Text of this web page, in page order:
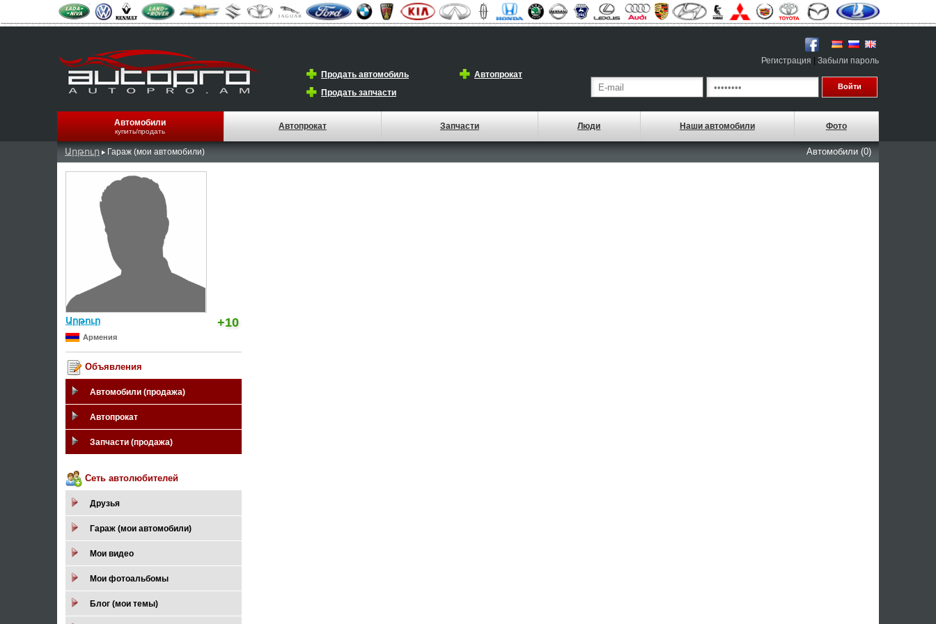
Продать автомобиль
Автопрокат
Продать запчасти
Регистрация Забыли пароль
Автомобили
купить/продать
Автопрокат Запчасти Люди Наши автомобили Фото
Արթուր Гараж (мои автомобили) Автомобили (0)
Արթուր +10
Армения
Объявления
Автомобили (продажа)
Автопрокат
Запчасти (продажа)
Сеть автолюбителей
Друзья
Гараж (мои автомобили)
Мои видео
Мои фотоальбомы
Блог (мои темы)